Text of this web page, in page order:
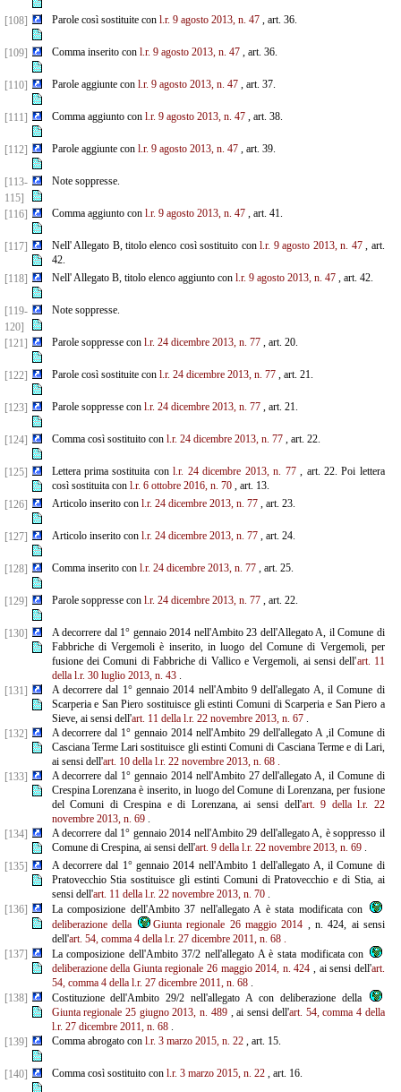
[108] Parole così sostituite con l.r. 9 agosto 2013, n. 47, art. 36.
[109] Comma inserito con l.r. 9 agosto 2013, n. 47, art. 36.
[110] Parole aggiunte con l.r. 9 agosto 2013, n. 47, art. 37.
[111] Comma aggiunto con l.r. 9 agosto 2013, n. 47, art. 38.
[112] Parole aggiunte con l.r. 9 agosto 2013, n. 47, art. 39.
[113-
115]
Note soppresse.
[116] Comma aggiunto con l.r. 9 agosto 2013, n. 47, art. 41.
[117] Nell' Allegato B, titolo elenco così sostituito conl.r. 9 agosto 2013, n. 47, art.
42.
[118]
Nell' Allegato B, titolo elenco aggiunto con l.r. 9 agosto 2013, n. 47, art. 42.
[119-
120]
Note soppresse.
[121] Parole soppresse con l.r. 24 dicembre 2013, n. 77, art. 20.
[122] Parole così sostituite con l.r. 24 dicembre 2013, n. 77, art. 21.
[123] Parole soppresse con l.r. 24 dicembre 2013, n. 77, art. 21.
[124] Comma così sostituito con l.r. 24 dicembre 2013, n. 77, art. 22.
[125] Lettera prima sostituita conl.r. 24 dicembre 2013, n. 77, art. 22. Poi lettera
così sostituita con l.r. 6 ottobre 2016, n. 70, art. 13.
[126]
Articolo inserito con l.r. 24 dicembre 2013, n. 77, art. 23.
[127] Articolo inserito con l.r. 24 dicembre 2013, n. 77, art. 24.
[128] Comma inserito con l.r. 24 dicembre 2013, n. 77, art. 25.
[129] Parole soppresse con l.r. 24 dicembre 2013, n. 77, art. 22.
[130]
A decorrere dal 1° gennaio 2014 nell'Ambito 23 dell'Allegato A, il Comune di
Fabbriche di Vergemoli è inserito, in luogo del Comune di Vergemoli, per
fusione dei Comuni di Fabbriche di Vallico e Vergemoli, ai sensi dell'art. 11
della l.r. 30 luglio 2013, n. 43.
[131]
A decorrere dal 1° gennaio 2014 nell'Ambito 9 dell'allegato A, il Comune di
Scarperia e San Piero sostituisce gli estinti Comuni di Scarperia e San Piero a
Sieve, ai sensi dell'art. 11 della l.r. 22 novembre 2013, n. 67.
[132]
A decorrere dal 1° gennaio 2014 nell'Ambito 29 dell'allegato A ,il Comune di
Casciana Terme Lari sostituisce gli estinti Comuni di Casciana Terme e di Lari,
ai sensi dell'art. 10 della l.r. 22 novembre 2013, n. 68 .
[133]
A decorrere dal 1° gennaio 2014 nell'Ambito 27 dell'allegato A, il Comune di
Crespina Lorenzana è inserito, in luogo del Comune di Lorenzana, per fusione
del Comuni di Crespina e di Lorenzana, ai sensi dell'art. 9 della l.r. 22
novembre 2013, n. 69.
[134]
A decorrere dal 1° gennaio 2014 nell'Ambito 29 dell'allegato A, è soppresso il
Comune di Crespina, ai sensi dell'art. 9 della l.r. 22 novembre 2013, n. 69.
[135]
A decorrere dal 1° gennaio 2014 nell'Ambito 1 dell'allegato A, il Comune di
Pratovecchio Stia sostituisce gli estinti Comuni di Pratovecchio e di Stia, ai
sensi dell'art. 11 della l.r. 22 novembre 2013, n. 70.
[136]
La composizione dell'Ambito 37 nell'allegato A è stata modificata con
deliberazione della
Giunta regionale 26 maggio 2014 , n. 424, ai sensi
dell'art. 54, comma 4 della l.r. 27 dicembre 2011, n. 68 .
[137]
La composizione dell'Ambito 37/2 nell'allegato A è stata modificata con
deliberazione della Giunta regionale 26 maggio 2014, n. 424 , ai sensi dell'art.
54, comma 4 della l.r. 27 dicembre 2011, n. 68.
[138]
Costituzione dell'Ambito 29/2 nell'allegato A con deliberazione della
Giunta regionale 25 giugno 2013, n. 489, ai sensi dell'art. 54, comma 4 della
l.r. 27 dicembre 2011, n. 68.
[139]
Comma abrogato con l.r. 3 marzo 2015, n. 22, art. 15.
[140] Comma così sostituito con l.r. 3 marzo 2015, n. 22, art. 16.